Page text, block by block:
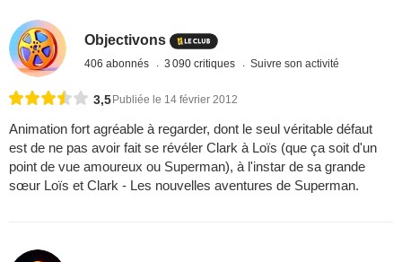
Objectivons
406 abonnés 3 090 critiques Suivre son activité
3,5 Publiée le 14 février 2012
Animation fort agréable à regarder, dont le seul véritable défaut
est de ne pas avoir fait se révéler Clark à Loïs (que ça soit d'un
point de vue amoureux ou Superman), à l'instar de sa grande
sœur Loïs et Clark - Les nouvelles aventures de Superman.